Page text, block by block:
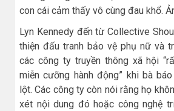
con cái cảm thấy vô cùng đau khổ.
Lyn Kennedy đến từ Collective
thiện đấu tranh bảo vệ phụ nữ và
các công ty truyền thông xã hội
miễn cưỡng hành động” khi bà
lột. Các công ty còn nói rằng họ
xét nội dung đó hoặc công nghệ